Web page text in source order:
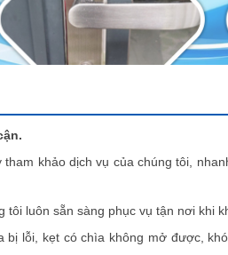
khảo dịch vụ của chúng tôi,
luôn sẵn sàng phục vụ tận nơi khi
lỗi, kẹt có chìa không mở được,